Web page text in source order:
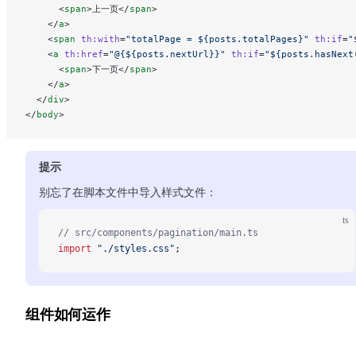
      <
span>上一页</span>
    </
a>
    <
span th:with="totalPage = ${posts.totalPages}" th:if=
    <
a th:href="@{${posts.nextUrl}}" th:if=
      <
span>下一页</span>
    </
a>
  </
div>
</body>
提示
别忘了在脚本文件中导入样式文件：
ts
// src/components/pagination/main.ts
import "./styles.css" ;
组件如何运作